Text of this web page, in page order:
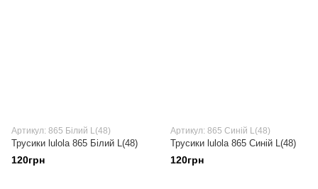
Артикул: 865 Білий L(48)
Трусики lulola 865 Білий L(48)
120грн
Артикул: 865 Синій L(48)
Трусики lulola 865 Синій L(48)
120грн